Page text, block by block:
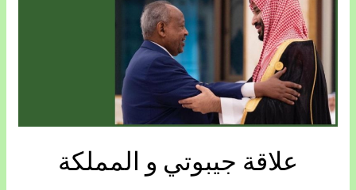
علاقة جيبوتي و المملكة